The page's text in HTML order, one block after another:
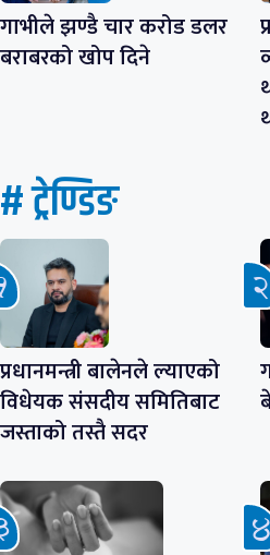
गाभीले झण्डै चार करोड डलर
बराबरको खोप दिने
# ट्रेण्डिङ
प्रधानमन्त्री बालेनले ल्याएको
विधेयक संसदीय समितिबाट
जस्ताको तस्तै सदर